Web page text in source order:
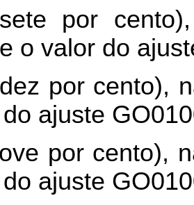
por cento),
o valor do
por cento),
ajuste
por cento),
ajuste